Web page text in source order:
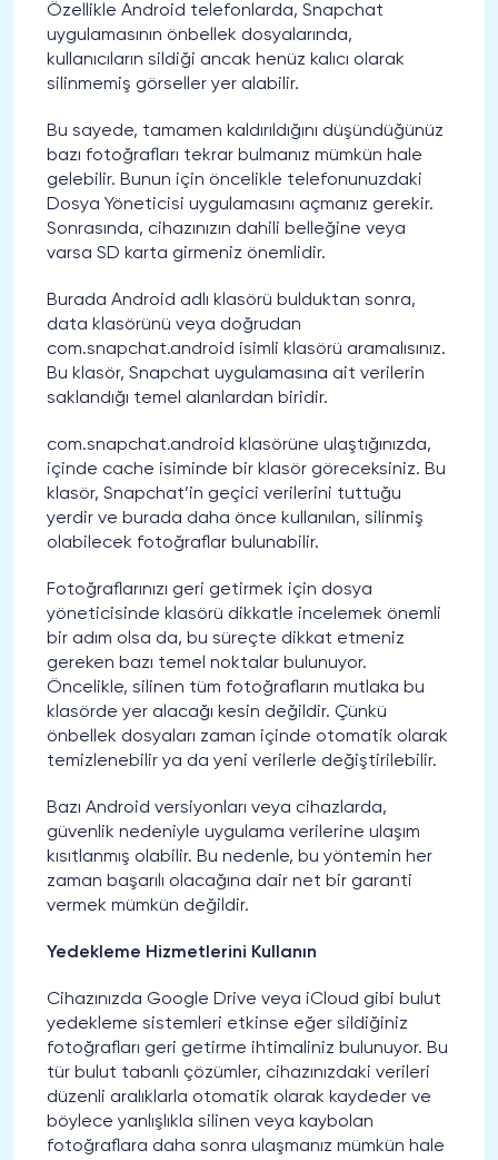
Özellikle Android telefonlarda, Snapchat
uygulamasının önbellek dosyalarında,
kullanıcıların sildiği ancak henüz kalıcı olarak
silinmemiş görseller yer alabilir.
Bu sayede, tamamen kaldırıldığını düşündüğünüz
bazı fotoğrafları tekrar bulmanız mümkün hale
gelebilir. Bunun için öncelikle telefonunuzdaki
Dosya Yöneticisi uygulamasını açmanız gerekir.
Sonrasında, cihazınızın dahili belleğine veya
varsa SD karta girmeniz önemlidir.
Burada Android adlı klasörü bulduktan sonra,
data klasörünü veya doğrudan
com.snapchat.android isimli klasörü aramalısınız.
Bu klasör, Snapchat uygulamasına ait verilerin
saklandığı temel alanlardan biridir.
com.snapchat.android klasörüne ulaştığınızda,
içinde cache isiminde bir klasör göreceksiniz. Bu
klasör, Snapchat’in geçici verilerini tuttuğu
yerdir ve burada daha önce kullanılan, silinmiş
olabilecek fotoğraflar bulunabilir.
Fotoğraflarınızı geri getirmek için dosya
yöneticisinde klasörü dikkatle incelemek önemli
bir adım olsa da, bu süreçte dikkat etmeniz
gereken bazı temel noktalar bulunuyor.
Öncelikle, silinen tüm fotoğrafların mutlaka bu
klasörde yer alacağı kesin değildir. Çünkü
önbellek dosyaları zaman içinde otomatik olarak
temizlenebilir ya da yeni verilerle değiştirilebilir.
Bazı Android versiyonları veya cihazlarda,
güvenlik nedeniyle uygulama verilerine ulaşım
kısıtlanmış olabilir. Bu nedenle, bu yöntemin her
zaman başarılı olacağına dair net bir garanti
vermek mümkün değildir.
Yedekleme Hizmetlerini Kullanın
Cihazınızda Google Drive veya iCloud gibi bulut
yedekleme sistemleri etkinse eğer sildiğiniz
fotoğrafları geri getirme ihtimaliniz bulunuyor. Bu
tür bulut tabanlı çözümler, cihazınızdaki verileri
düzenli aralıklarla otomatik olarak kaydeder ve
böylece yanlışlıkla silinen veya kaybolan
fotoğraflara daha sonra ulaşmanız mümkün hale